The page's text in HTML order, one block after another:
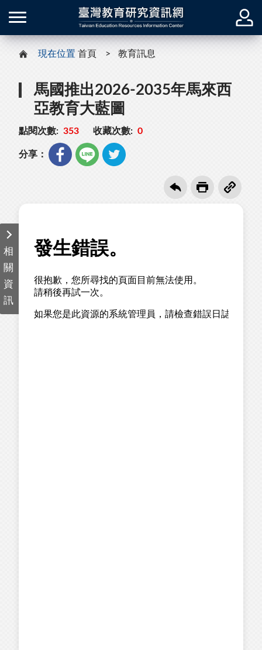
現在位置 首頁 教育訊息
馬國推出2026-2035年馬來西
亞教育大藍圖
點閱次數: 353 收藏次數: 0
分享：
相
關
資
訊